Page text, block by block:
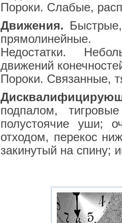
Пороки. Слабые,
Движения.
прямолинейные.
Недостатки.
движений
Пороки. Связанные,
подпалом,
полустоячие уши;
отходом, перекос
закинутый на спину;